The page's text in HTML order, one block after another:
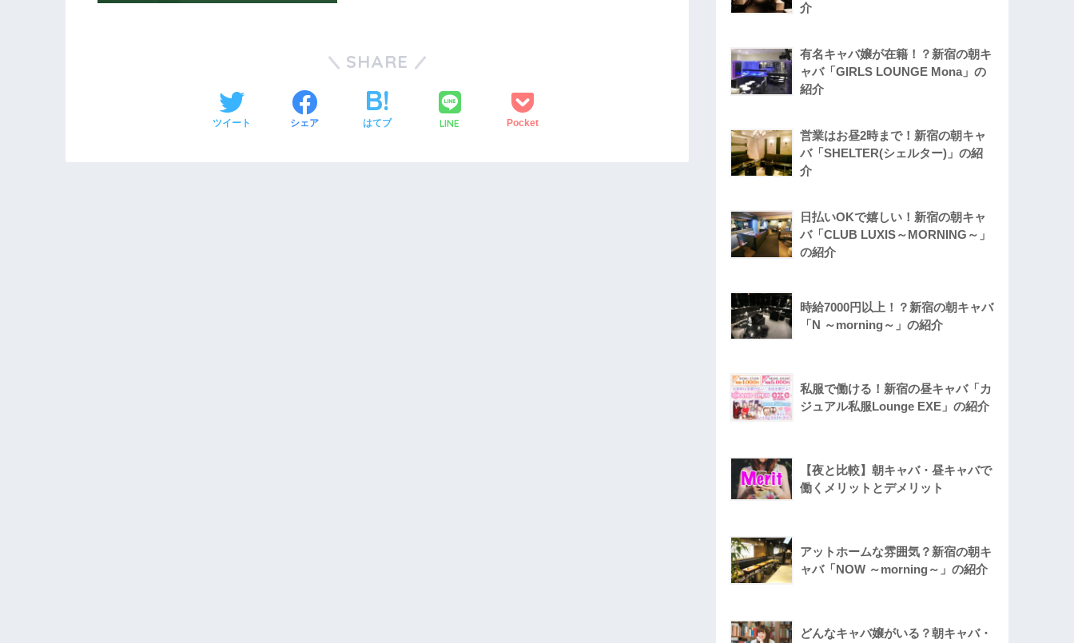
SHARE
ツイート シェア はてブ LINE Pocket
介
有名キャバ嬢が在籍！？新宿の朝キ
ャバ「GIRLS LOUNGE Mona」の
紹介
営業はお昼2時まで！新宿の朝キャ
バ「SHELTER(シェルター)」の紹
介
日払いOKで嬉しい！新宿の朝キャ
バ「CLUB LUXIS～MORNING～」
の紹介
時給7000円以上！？新宿の朝キャバ
「N ～morning～」の紹介
私服で働ける！新宿の昼キャバ「カ
ジュアル私服Lounge EXE」の紹介
【夜と比較】朝キャバ・昼キャバで
働くメリットとデメリット
アットホームな雰囲気？新宿の朝キ
ャバ「NOW ～morning～」の紹介
どんなキャバ嬢がいる？朝キャバ・